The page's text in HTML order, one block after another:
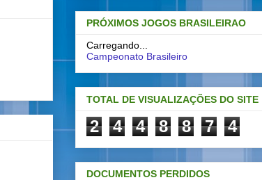
PRÓXIMOS JOGOS BRASILEIRAO
Carregando...
Campeonato Brasileiro
TOTAL DE VISUALIZAÇÕES DO SITE
2 4 4 8 8 7 4
DOCUMENTOS PERDIDOS